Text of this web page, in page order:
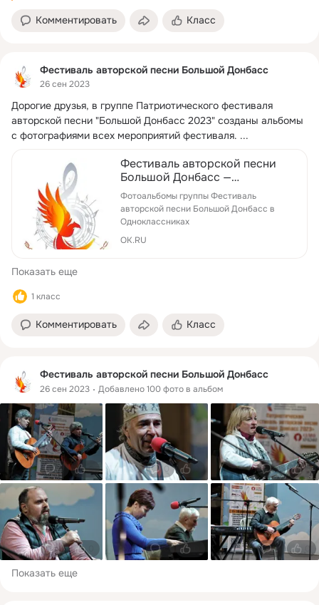
Комментировать Класс
Фестиваль авторской песни Большой Донбасс
26 сен 2023
Дорогие друзья, в группе Патриотического фестиваля
авторской песни "Большой Донбасс 2023" созданы альбомы
с фотографиями всех мероприятий фестиваля. ...
Фестиваль авторской песни
Большой Донбасс —
Фотоальбомы | OK.RU
Фотоальбомы группы Фестиваль
авторской песни Большой Донбасс в
Одноклассниках
OK.RU
Показать еще
1 класс
Комментировать Класс
Фестиваль авторской песни Большой Донбасс
26 сен 2023 Добавлено 100 фото в альбом
0 0 0 0 0 0
0 0 0 0
Показать еще